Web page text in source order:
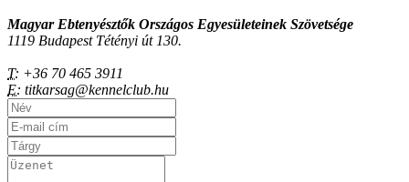
Magyar Ebtenyésztők Országos Egyesületeinek Szövetsége
1119 Budapest Tétényi út 130.
T: +36 70 465 3911
E: titkarsag@kennelclub.hu